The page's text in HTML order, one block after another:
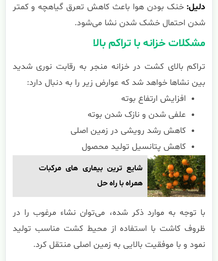
دلیل: خنک بودن هوا باعث کاهش تعرق گیاهچه و کمتر
شدن احتمال خشک شدن نشا می‌شود.
مشکلات خزانه با تراکم بالا
تراکم بالای کشت در خزانه منجر به رقابت نوری شدید
بین نشاها خواهد شد که عوارض زیر را به دنبال دارد:
افزایش ارتفاع بوته
علفی شدن و نازک شدن بوته
کاهش رشد رویشی در زمین اصلی
کاهش پتانسیل تولید محصول
شایع ترین بیماری های مرکبات
همراه با راه حل
با توجه به موارد ذکر شده، می‌توان نشاء مرغوب را در
ظروف کاشت با استفاده از محیط کشت مناسب تولید
نمود و با موفقیت بالایی به زمین اصلی منتقل کرد.